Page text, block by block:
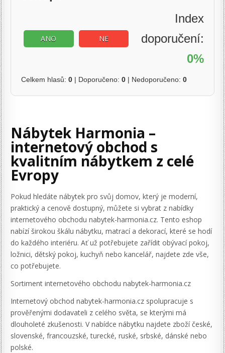
ANO NE
Index
doporučení:
0%
Celkem hlasů:0 | Doporučeno:0 | Nedoporučeno:0
Nábytek Harmonia –
internetový obchod s
kvalitním nábytkem z celé
Evropy
Pokud hledáte nábytek pro svůj domov, který je moderní,
praktický a cenově dostupný, můžete si vybrat z nabídky
internetového obchodu nabytek-harmonia.cz. Tento eshop
nabízí širokou škálu nábytku, matrací a dekorací, které se hodí
do každého interiéru. Ať už potřebujete zařídit obývací pokoj,
ložnici, dětský pokoj, kuchyň nebo kancelář, najdete zde vše,
co potřebujete.
Sortiment internetového obchodu nabytek-harmonia.cz
Internetový obchod nabytek-harmonia.cz spolupracuje s
prověřenými dodavateli z celého světa, se kterými má
dlouholeté zkušenosti. V nabídce nábytku najdete zboží české,
slovenské, francouzské, turecké, ruské, srbské, dánské nebo
polské.